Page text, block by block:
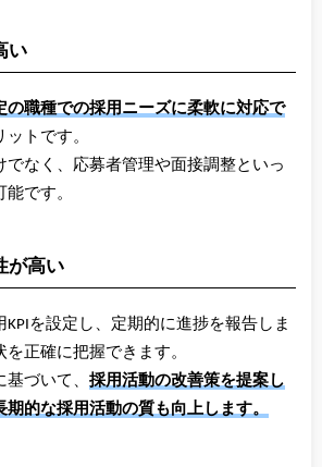
い
の職種での採用ニーズに柔軟に対応で
トです。
でなく、応募者管理や面接調整といっ
です。
が高い
を設定し、定期的に進捗を報告しま
正確に把握できます。
づいて、 採用活動の改善策を提案し
的な採用活動の質も向上します。